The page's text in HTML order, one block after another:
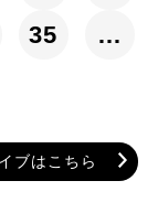
35
…
ブはこちら